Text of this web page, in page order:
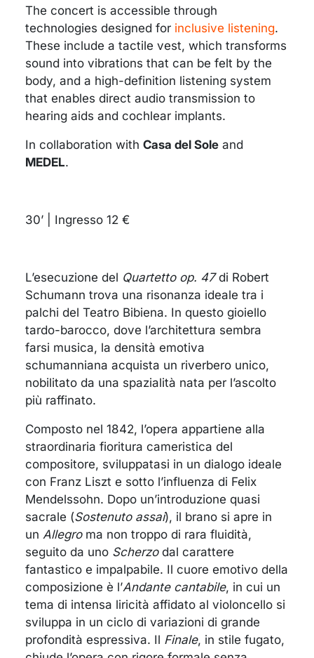
The concert is accessible through
technologies designed for inclusive listening.
These include a tactile vest, which transforms
sound into vibrations that can be felt by the
body, and a high-definition listening system
that enables direct audio transmission to
hearing aids and cochlear implants.
In collaboration with Casa del Sole and
MEDEL.
30’ | Ingresso 12 €
L’esecuzione del Quartetto op. 47di Robert
Schumann trova una risonanza ideale tra i
palchi del Teatro Bibiena. In questo gioiello
tardo-barocco, dove l’architettura sembra
farsi musica, la densità emotiva
schumanniana acquista un riverbero unico,
nobilitato da una spazialità nata per l’ascolto
più raffinato.
Composto nel 1842, l’opera appartiene alla
straordinaria fioritura cameristica del
compositore, sviluppatasi in un dialogo ideale
con Franz Liszt e sotto l’influenza di Felix
Mendelssohn. Dopo un’introduzione quasi
sacrale (Sostenuto assai), il brano si apre in
un Allegroma non troppo di rara fluidità,
seguito da uno Scherzodal carattere
fantastico e impalpabile. Il cuore emotivo della
composizione è l’Andante cantabile, in cui un
tema di intensa liricità affidato al violoncello si
sviluppa in un ciclo di variazioni di grande
profondità espressiva. Il Finale, in stile fugato,